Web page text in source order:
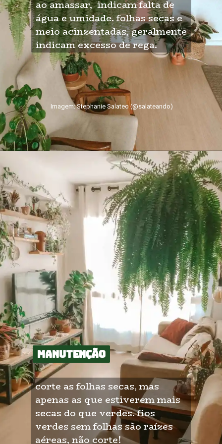
ao amassar,  indicam falta de
água e umidade. folhas secas e
meio acinzentadas, geralmente
indicam excesso de rega.
Imagem: Stephanie Salateo (@salateando)
manutenção
manutenção
corte as folhas secas, mas
apenas as que estiverem mais
secas do que verdes. fios
verdes sem folhas são raízes
aéreas, não corte!